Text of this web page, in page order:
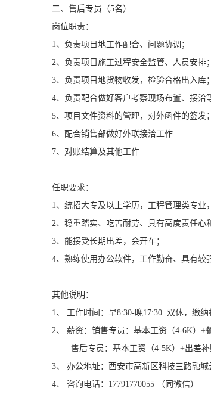
二、售后专员（5名）
岗位职责：
1、负责项目地工作配合、问题协调；
2、负责项目施工过程安全监管、人员安排；
3、负责项目地货物收发，检验合格出入库；
4、负责配合做好客户考察现场布置、接洽
5、项目文件资料的管理，对外函件的签发；
6、配合销售部做好外联接洽工作
7、对账结算及其他工作
任职要求：
1、统招大专及以上学历，工程管理类专业
2、稳重踏实、吃苦耐劳、具有高度责任心
3、能接受长期出差，会开车；
4、熟练使用办公软件，工作勤奋、具有较
其他说明：
1、 工作时间：早8:30-晚17:30 双休，缴纳
2、 薪资：销售专员：基本工资（4-6K）+
售后专员：基本工资（4-5K）+出差补
3、 办公地址：西安市高新区科技三路融城
4、 咨询电话：17791770055 （同微信）